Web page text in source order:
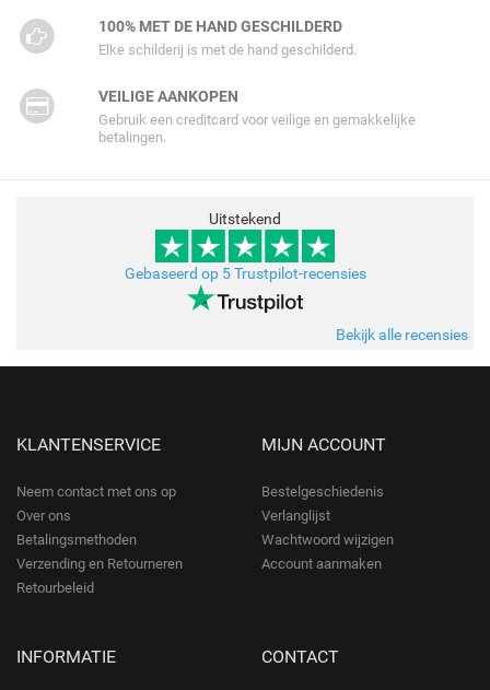
100% MET DE HAND GESCHILDERD
Elke schilderij is met de hand geschilderd.
VEILIGE AANKOPEN
Gebruik een creditcard voor veilige en gemakkelijke
betalingen.
Uitstekend
Gebaseerd op 5 Trustpilot-recensies
Bekijk alle recensies
KLANTENSERVICE
Neem contact met ons op
Over ons
Betalingsmethoden
Verzending en Retourneren
Retourbeleid
MIJN ACCOUNT
Bestelgeschiedenis
Verlanglijst
Wachtwoord wijzigen
Account aanmaken
INFORMATIE CONTACT